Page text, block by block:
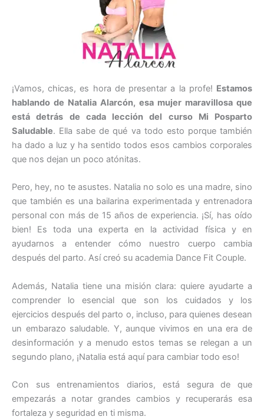
¡Vamos, chicas, es hora de presentar a la profe! Estamos
hablando de Natalia Alarcón, esa mujer maravillosa que
está detrás de cada lección del curso Mi Posparto
Saludable. Ella sabe de qué va todo esto porque también
ha dado a luz y ha sentido todos esos cambios corporales
que nos dejan un poco atónitas.
Pero, hey, no te asustes. Natalia no solo es una madre, sino
que también es una bailarina experimentada y entrenadora
personal con más de 15 años de experiencia. ¡Sí, has oído
bien! Es toda una experta en la actividad física y en
ayudarnos a entender cómo nuestro cuerpo cambia
después del parto. Así creó su academia Dance Fit Couple.
Además, Natalia tiene una misión clara: quiere ayudarte a
comprender lo esencial que son los cuidados y los
ejercicios después del parto o, incluso, para quienes desean
un embarazo saludable. Y, aunque vivimos en una era de
desinformación y a menudo estos temas se relegan a un
segundo plano, ¡Natalia está aquí para cambiar todo eso!
Con sus entrenamientos diarios, está segura de que
empezarás a notar grandes cambios y recuperarás esa
fortaleza y seguridad en ti misma.